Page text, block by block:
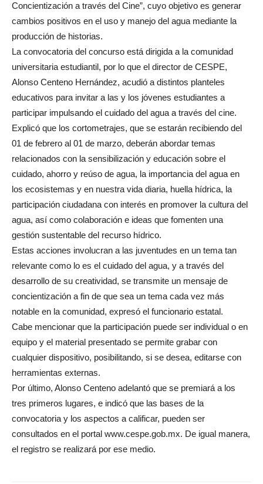
Concientización a través del Cine”, cuyo objetivo es generar
cambios positivos en el uso y manejo del agua mediante la
producción de historias.
La convocatoria del concurso está dirigida a la comunidad
universitaria estudiantil, por lo que el director de CESPE,
Alonso Centeno Hernández, acudió a distintos planteles
educativos para invitar a las y los jóvenes estudiantes a
participar impulsando el cuidado del agua a través del cine.
Explicó que los cortometrajes, que se estarán recibiendo del
01 de febrero al 01 de marzo, deberán abordar temas
relacionados con la sensibilización y educación sobre el
cuidado, ahorro y reúso de agua, la importancia del agua en
los ecosistemas y en nuestra vida diaria, huella hídrica, la
participación ciudadana con interés en promover la cultura del
agua, así como colaboración e ideas que fomenten una
gestión sustentable del recurso hídrico.
Estas acciones involucran a las juventudes en un tema tan
relevante como lo es el cuidado del agua, y a través del
desarrollo de su creatividad, se transmite un mensaje de
concientización a fin de que sea un tema cada vez más
notable en la comunidad, expresó el funcionario estatal.
Cabe mencionar que la participación puede ser individual o en
equipo y el material presentado se permite grabar con
cualquier dispositivo, posibilitando, si se desea, editarse con
herramientas externas.
Por último, Alonso Centeno adelantó que se premiará a los
tres primeros lugares, e indicó que las bases de la
convocatoria y los aspectos a calificar, pueden ser
consultados en el portal www.cespe.gob.mx. De igual manera,
el registro se realizará por ese medio.